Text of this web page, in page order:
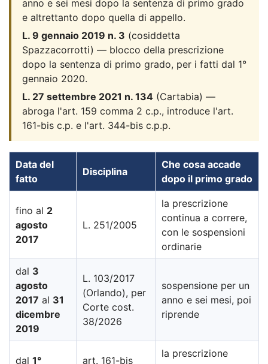
anno e sei mesi dopo la sentenza di primo grado
e altrettanto dopo quella di appello.
L. 9 gennaio 2019 n. 3 (cosiddetta
Spazzacorrotti) — blocco della prescrizione
dopo la sentenza di primo grado, per i fatti dal 1°
gennaio 2020.
L. 27 settembre 2021 n. 134 (Cartabia) —
abroga l'art. 159 comma 2 c.p., introduce l'art.
161-bis c.p. e l'art. 344-bis c.p.p.
Data del
fatto
Disciplina
Che cosa accade
dopo il primo grado
fino al 2
agosto
2017
L. 251/2005
la prescrizione
continua a correre,
con le sospensioni
ordinarie
dal 3
agosto
2017 al 31
dicembre
2019
L. 103/2017
(Orlando), per
Corte cost.
38/2026
sospensione per un
anno e sei mesi, poi
riprende
dal 1°
art. 161-bis
la prescrizione